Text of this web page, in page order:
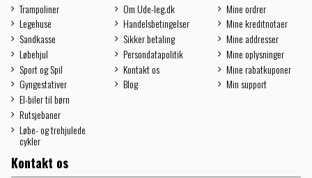
Trampoliner
Legehuse
Sandkasse
Løbehjul
Sport og Spil
Gyngestativer
El-biler til børn
Rutsjebaner
Løbe- og trehjulede
cykler
Om Ude-leg.dk
Handelsbetingelser
Sikker betaling
Persondatapolitik
Kontakt os
Blog
Mine ordrer
Mine kreditnotaer
Mine addresser
Mine oplysninger
Mine rabatkuponer
Min support
Kontakt os